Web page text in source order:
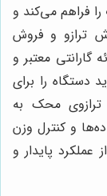
فراهم می‌کند و
ترازو و فروش
گارانتی معتبر و
دستگاه را برای
ترازوی محک به
و کنترل وزن
عملکرد پایدار و